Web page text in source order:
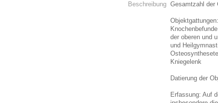
Beschreibung Gesamtzahl der
der oberen und
und
Kniegelenk
Datierung der
Erfassung: Auf